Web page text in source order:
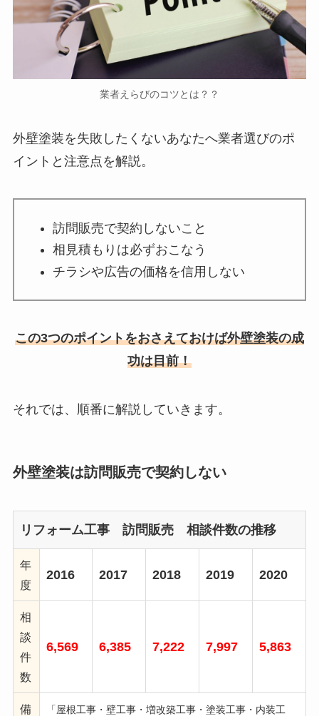
業者えらびのコツとは？？
外壁塗装を失敗したくないあなたへ業者選びのポ
イントと注意点を解説。
訪問販売で契約しないこと
相見積もりは必ずおこなう
チラシや広告の価格を信用しない
この3つのポイントをおさえておけば外壁塗装の成
功は目前！
それでは、順番に解説していきます。
外壁塗装は訪問販売で契約しない
リフォーム工事 訪問販売 相談件数の推移
年
度
2016 2017 2018 2019 2020
相
談
件
数
6,569 6,385 7,222 7,997 5,863
備
「屋根工事・壁工事・増改築工事・塗装工事・内装工